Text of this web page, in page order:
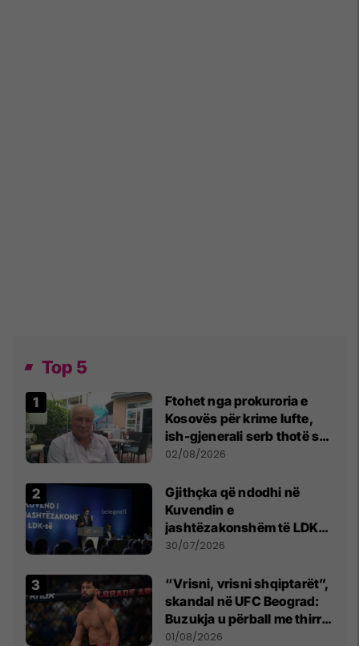
Top 5
Ftohet nga prokuroria e
Kosovës për krime lufte,
ish-gjenerali serb thotë se
dikush e tradhtoi në
02/08/2026
Gjithçka që ndodhi në
Kuvendin e
jashtëzakonshëm të LDK-
së
30/07/2026
“Vrisni, vrisni shqiptarët”,
skandal në UFC Beograd:
Buzukja u përball me thirrje
anti-shqiptare nga
01/08/2026